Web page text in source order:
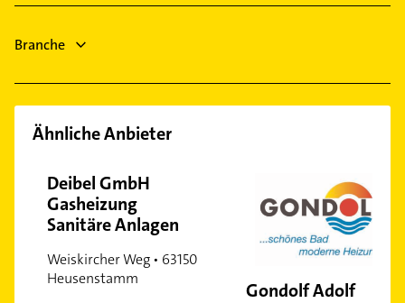
Gebäudereinigung
Branche
Ähnliche Anbieter
Deibel GmbH
Gasheizung
Sanitäre Anlagen
Weiskircher Weg • 63150
Heusenstamm
Gondolf Adolf